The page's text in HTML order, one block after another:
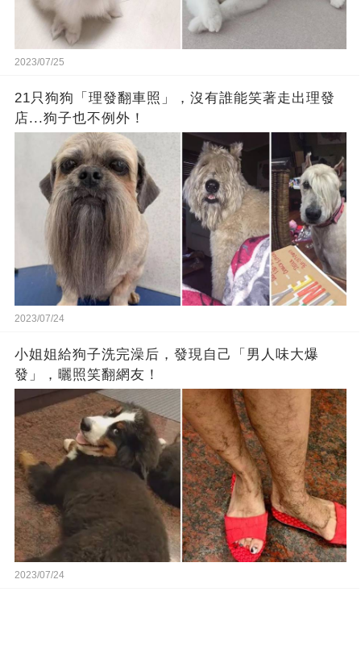
2023/07/25
21只狗狗「理發翻車照」，沒有誰能笑著走出理發
店...狗子也不例外！
2023/07/24
小姐姐給狗子洗完澡后，發現自己「男人味大爆
發」，曬照笑翻網友！
2023/07/24